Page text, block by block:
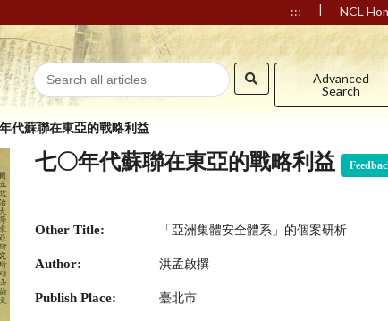
::: | NCL
Advanced
Search
代蘇聯在東亞的戰略利益
七〇年代蘇聯在東亞的戰略利益
Other Title: 「亞洲集體安全體系」的個案研析
Author: 洪孟啟撰
Publish Place: 臺北市